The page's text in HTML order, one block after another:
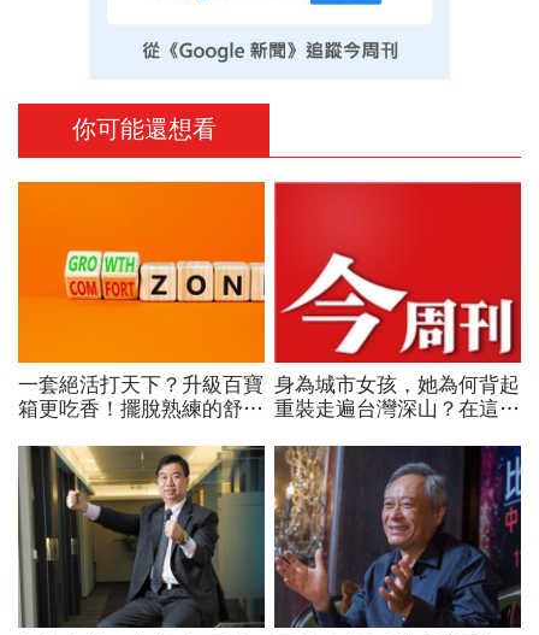
你可能還想看
一套絕活打天下？升級百寶
箱更吃香！擺脫熟練的舒適
阱
身為城市女孩，她為何背起
重裝走遍台灣深山？在這座
到人生答案